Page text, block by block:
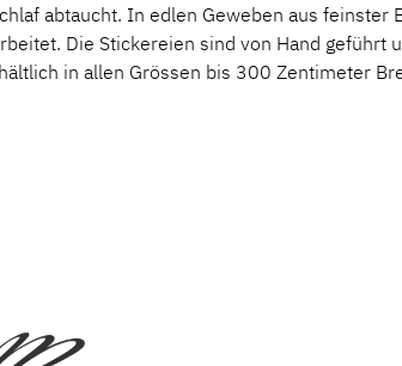
abtaucht. In edlen Geweben aus
Die Stickereien sind von Hand geführt
in allen Grössen bis 300 Zentimeter